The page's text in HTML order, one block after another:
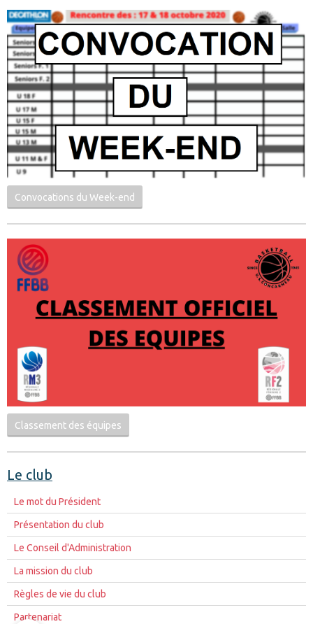
Convocations du Week-end
Classement des équipes
Le club
Le mot du Président
Présentation du club
Le Conseil d'Administration
La mission du club
Règles de vie du club
Partenariat